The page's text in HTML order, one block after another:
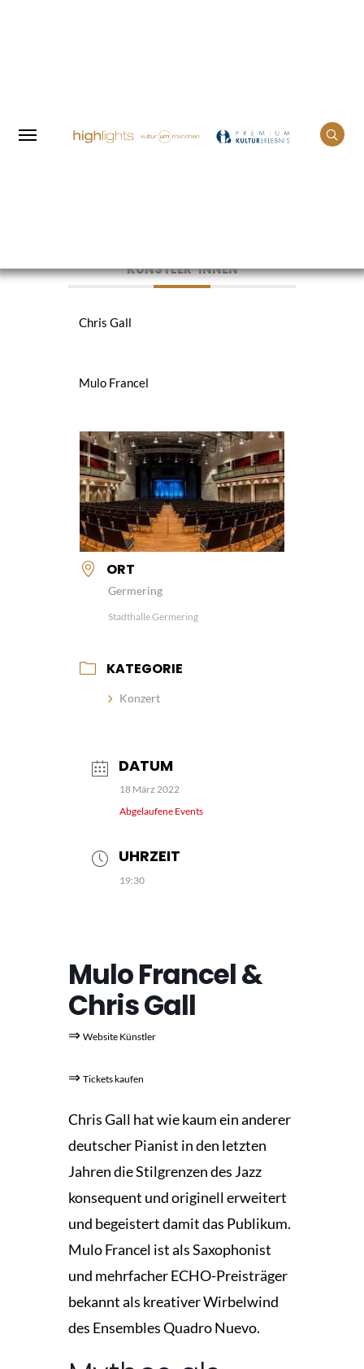
KÜNSTLER*INNEN
Chris Gall
Mulo Francel
ORT
Germering
Stadthalle Germering
KATEGORIE
Konzert
DATUM
18 März 2022
Abgelaufene Events
UHRZEIT
19:30
Mulo Francel &
Chris Gall
⇒ Website Künstler
⇒ Tickets kaufen
Chris Gall hat wie kaum ein anderer
deutscher Pianist in den letzten
Jahren die Stilgrenzen des Jazz
konsequent und originell erweitert
und begeistert damit das Publikum.
Mulo Francel ist als Saxophonist
und mehrfacher ECHO-Preisträger
bekannt als kreativer Wirbelwind
des Ensembles Quadro Nuevo.